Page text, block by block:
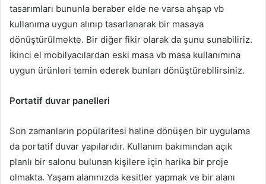
tasarımları bununla beraber elde ne varsa ahşap vb
kullanıma uygun alınıp tasarlanarak bir masaya
dönüştürülmekte. Bir diğer fikir olarak da şunu sunabiliriz.
İkinci el mobilyacılardan eski masa vb masa kullanımına
uygun ürünleri temin ederek bunları dönüştürebilirsiniz.
Portatif duvar panelleri
Son zamanların popülaritesi haline dönüşen bir uygulama
da portatif duvar yapılarıdır. Kullanım bakımından açık
planlı bir salonu bulunan kişilere için harika bir proje
olmakta. Yaşam alanınızda kesitler yapmak ve bir alanı